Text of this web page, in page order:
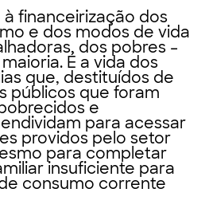
à financeirização dos
e dos modos de vida
dos pobres –
É a vida dos
que, destituídos de
públicos que foram
e
para acessar
providos pelo setor
para completar
insuficiente para
consumo corrente